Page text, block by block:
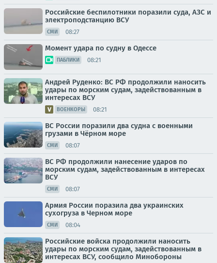
Российские беспилотники поразили суда, АЗС и
электроподстанцию ВСУ
СМИ 08:27
Момент удара по судну в Одессе
ПАБЛИКИ 08:21
Андрей Руденко: ВС РФ продолжили наносить
удары по морским судам, задействованным в
интересах ВСУ
ВОЕНКОРЫ 08:21
ВС России поразили два судна с военными
грузами в Чёрном море
СМИ 08:07
ВС РФ продолжили нанесение ударов по
морским судам, задействованным в интересах
ВСУ
СМИ 08:07
Армия России поразила два украинских
сухогруза в Черном море
СМИ 08:04
Российские войска продолжили наносить
удары по морским судам, задействованным в
интересах ВСУ, сообщило Минобороны